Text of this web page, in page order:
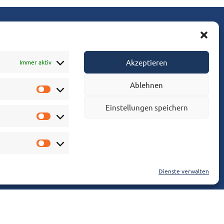
Immer aktiv
Dienste verwalten
Akzeptieren
Ablehnen
Einstellungen speichern
650 944 1995
Anliegen gerne nach Terminvereinbarung